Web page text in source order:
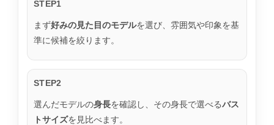
STEP1
まず好みの見た目のモデルを選び、雰囲気や印象を基
準に候補を絞ります。
STEP2
選んだモデルの身長を確認し、その身長で選べるバス
トサイズを見比べます。